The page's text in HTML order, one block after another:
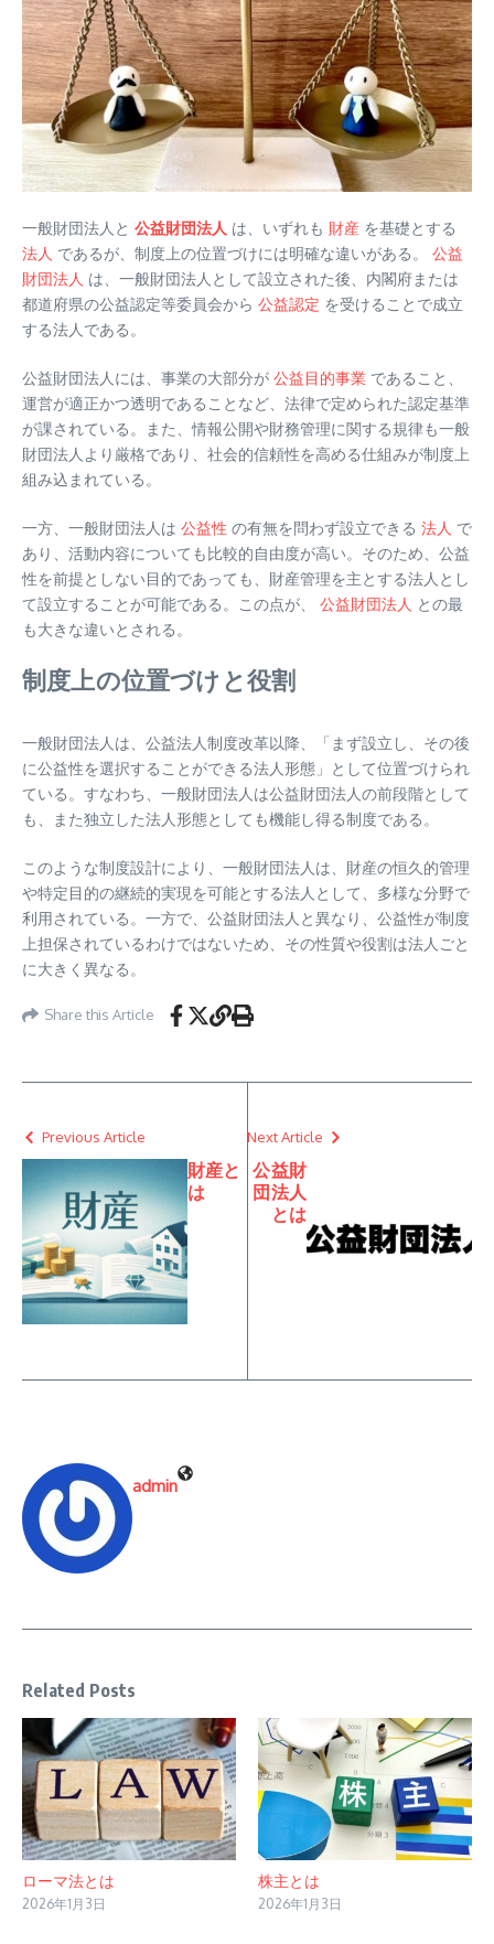
一般財団法人と 公益財団法人 は、いずれも 財産 を基礎とする
法人 であるが、制度上の位置づけには明確な違いがある。 公益
財団法人 は、一般財団法人として設立された後、内閣府または
都道府県の公益認定等委員会から 公益認定 を受けることで成立
する法人である。
公益財団法人には、事業の大部分が 公益目的事業 であること、
運営が適正かつ透明であることなど、法律で定められた認定基準
が課されている。また、情報公開や財務管理に関する規律も一般
財団法人より厳格であり、社会的信頼性を高める仕組みが制度上
組み込まれている。
一方、一般財団法人は 公益性 の有無を問わず設立できる 法人 で
あり、活動内容についても比較的自由度が高い。そのため、公益
性を前提としない目的であっても、財産管理を主とする法人とし
て設立することが可能である。この点が、 公益財団法人 との最
も大きな違いとされる。
制度上の位置づけと役割
一般財団法人は、公益法人制度改革以降、「まず設立し、その後
に公益性を選択することができる法人形態」として位置づけられ
ている。すなわち、一般財団法人は公益財団法人の前段階として
も、また独立した法人形態としても機能し得る制度である。
このような制度設計により、一般財団法人は、財産の恒久的管理
や特定目的の継続的実現を可能とする法人として、多様な分野で
利用されている。一方で、公益財団法人と異なり、公益性が制度
上担保されているわけではないため、その性質や役割は法人ごと
に大きく異なる。
Share this Article
Previous Article
財産と
は
Next Article
公益財
団法人
とは
admin
Related Posts
ローマ法とは
2026年1月3日
株主とは
2026年1月3日